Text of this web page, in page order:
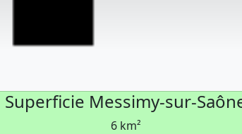
Superficie Messimy-sur-
6 km²